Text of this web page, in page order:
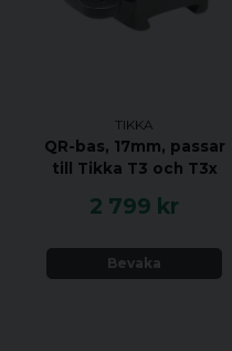
TIKKA
QR-bas, 17mm, passar
till Tikka T3 och T3x
2 799 kr
Bevaka